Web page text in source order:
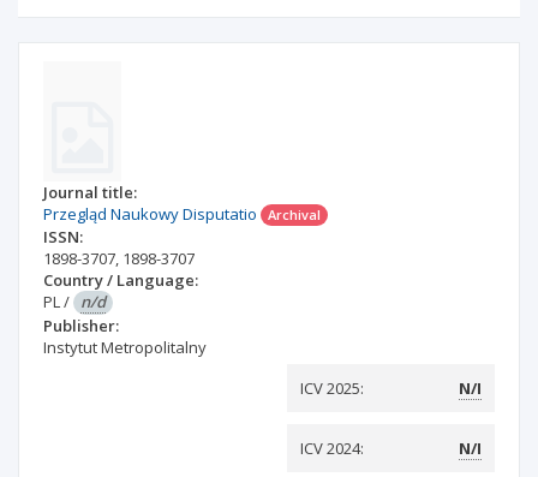
Journal title:
Przegląd Naukowy Disputatio
Archival
ISSN:
1898-3707, 1898-3707
Country / Language:
PL/ n/d
Publisher:
Instytut Metropolitalny
ICV 2025:
N/I
ICV 2024: N/I